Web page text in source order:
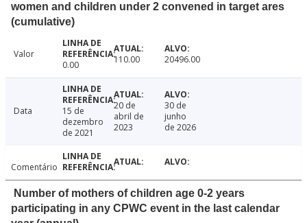
women and children under 2 convened in target ares
(cumulative)
Valor
0.00
110.00 20496.00
Data
15 de
dezembro
de 2021
20 de
abril de
2023
30 de
junho
de 2026
Comentário
Number of mothers of children age 0-2 years
participating in any CPWC event in the last calendar